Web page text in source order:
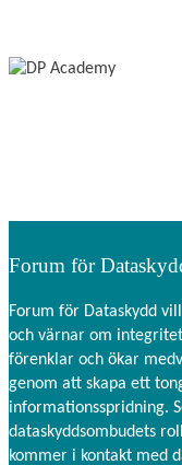
Forum för
Forum för Dataskydd
och värnar om
förenklar och ökar
genom att skapa ett
informationsspridning.
dataskyddsombudets
kommer i kontakt med